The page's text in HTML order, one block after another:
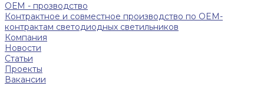
ОЕМ - прозводство
Контрактное и совместное производство по OEM-
контрактам светодиодных светильников
Компания
Новости
Статьи
Проекты
Вакансии